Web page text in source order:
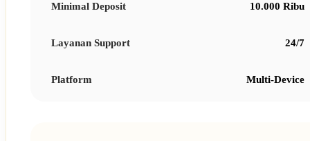
Minimal Deposit 10.000 Ribu
Layanan Support 24/7
Platform Multi-Device